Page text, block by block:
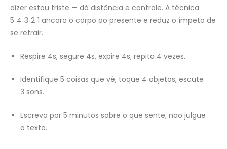
dizer estou triste — dá distância e controle. A técnica
5‑4‑3‑2‑1 ancora o corpo ao presente e reduz o ímpeto de
se retrair.
Respire 4s, segure 4s, expire 4s; repita 4 vezes.
Identifique 5 coisas que vê, toque 4 objetos, escute
3 sons.
Escreva por 5 minutos sobre o que sente; não julgue
o texto.